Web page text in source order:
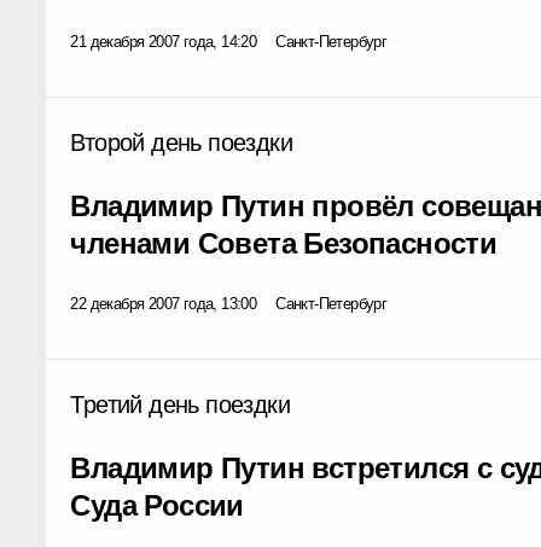
21 декабря 2007 года, 14:20 Санкт-Петербург
Второй день поездки
Владимир Путин провёл
членами Совета Безопасности
22 декабря 2007 года, 13:00 Санкт-Петербург
Третий день поездки
Владимир Путин встретился с
Суда России